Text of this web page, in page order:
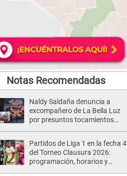
Notas Recomendadas
Naldy Saldaña denuncia a
excompañero de La Bella Luz
por presuntos tocamientos
Partidos de Liga 1 en la fecha 4
del Torneo Clausura 2026:
programación, horarios y